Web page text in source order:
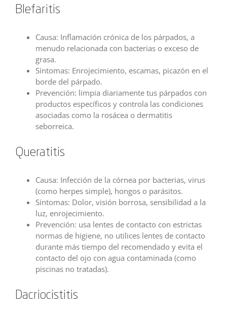
Blefaritis
Causa: Inflamación crónica de los párpados, a
menudo relacionada con bacterias o exceso de
grasa.
Síntomas: Enrojecimiento, escamas, picazón en el
borde del párpado.
Prevención: limpia diariamente tus párpados con
productos específicos y controla las condiciones
asociadas como la rosácea o dermatitis
seborreica.
Queratitis
Causa: Infección de la córnea por bacterias, virus
(como herpes simple), hongos o parásitos.
Síntomas: Dolor, visión borrosa, sensibilidad a la
luz, enrojecimiento.
Prevención: usa lentes de contacto con estrictas
normas de higiene, no utilices lentes de contacto
durante más tiempo del recomendado y evita el
contacto del ojo con agua contaminada (como
piscinas no tratadas).
Dacriocistitis